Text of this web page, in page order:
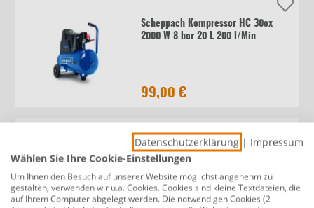
Scheppach Kompressor HC 30ox
2000 W 8 bar 20 L 200 l/Min
99,00 €
Scheppach Kompressor HC 54 1500
W 8 bar 50 l 220 l/min
Datenschutzerklärung | Impressum
Wählen Sie Ihre Cookie-Einstellungen
Um Ihnen den Besuch auf unserer Website möglichst angenehm zu
gestalten, verwenden wir u.a. Cookies. Cookies sind kleine Textdateien, die
auf Ihrem Computer abgelegt werden. Die notwendigen Cookies (2